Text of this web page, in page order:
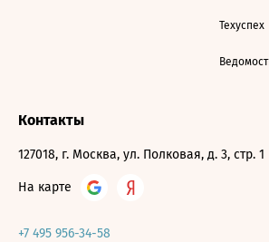
Техуспех
Контакты
127018, г. Москва, ул. Полковая, д. 3, стр. 1
На карте
+7 495 956-34-58